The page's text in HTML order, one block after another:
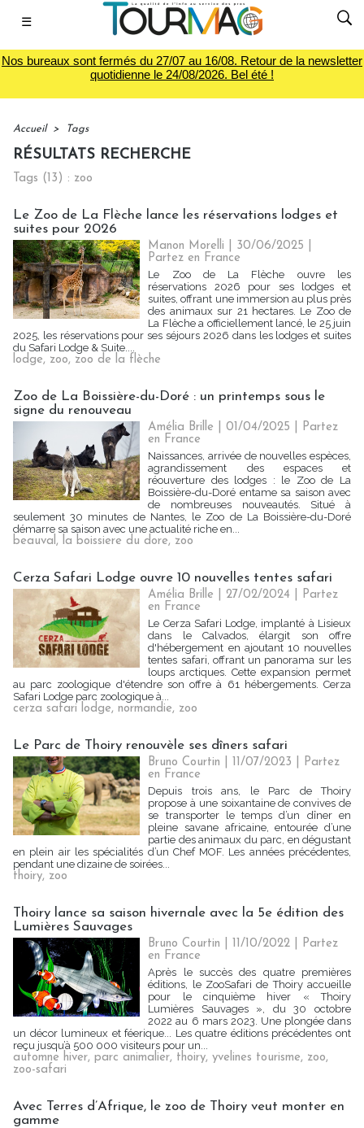
☰
Nos bureaux sont fermés du 27/07 au 16/08. Retour de la newsletter
quotidienne le 24/08/2026. Bel été !
Accueil > Tags
RÉSULTATS RECHERCHE
Tags (13) : zoo
Le Zoo de La Flèche lance les réservations lodges et
suites pour 2026
Manon Morelli | 30/06/2025
Partez en France
Le Zoo de La Flèche ouvre les
réservations 2026 pour ses lodges et
suites, offrant une immersion au plus près
des animaux sur 21 hectares. Le Zoo de
La Flèche a officiellement lancé, le 25 juin
2025, les réservations pour ses séjours 2026 dans les lodges et suites
du Safari Lodge & Suite....
lodge, zoo, zoo de la flèche
Zoo de La Boissière-du-Doré : un printemps sous le
signe du renouveau
Amélia Brille | 01/04/2025
Partez
en France
Naissances, arrivée de nouvelles espèces,
agrandissement des espaces et
réouverture des lodges : le Zoo de La
Boissière-du-Doré entame sa saison avec
de nombreuses nouveautés. Situé à
seulement 30 minutes de Nantes, le Zoo de La Boissière-du-Doré
démarre sa saison avec une actualité riche en...
beauval, la boissiere du dore, zoo
Cerza Safari Lodge ouvre 10 nouvelles tentes safari
Amélia Brille | 27/02/2024
Partez
en France
Le Cerza Safari Lodge, implanté à Lisieux
dans le Calvados, élargit son offre
d'hébergement en ajoutant 10 nouvelles
tentes safari, offrant un panorama sur les
loups arctiques. Cette expansion permet
au parc zoologique d'étendre son offre à 61 hébergements. Cerza
Safari Lodge parc zoologique à...
cerza safari lodge, normandie, zoo
Le Parc de Thoiry renouvèle ses dîners safari
Bruno Courtin | 11/07/2023
Partez
en France
Depuis trois ans, le Parc de Thoiry
propose à une soixantaine de convives de
se transporter le temps d’un dîner en
pleine savane africaine, entourée d’une
partie des animaux du parc, en dégustant
en plein air les spécialités d’un Chef MOF. Les années précédentes,
pendant une dizaine de soirées...
thoiry, zoo
Thoiry lance sa saison hivernale avec la 5e édition des
Lumières Sauvages
Bruno Courtin | 11/10/2022
Partez
en France
Après le succès des quatre premières
éditions, le ZooSafari de Thoiry accueille
pour le cinquième hiver « Thoiry
Lumières Sauvages », du 30 octobre
2022 au 6 mars 2023. Une plongée dans
un décor lumineux et féerique... Les quatre éditions précédentes ont
reçu jusqu’à 500 000 visiteurs pour un...
automne hiver, parc animalier, thoiry, yvelines tourisme, zoo,
zoo-safari
Avec Terres d’Afrique, le zoo de Thoiry veut monter en
gamme